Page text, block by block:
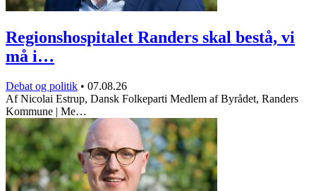
Regionshospitalet Randers skal bestå, vi
må i…
Debat og politik • 07.08.26
Af Nicolai Estrup, Dansk Folkeparti Medlem af Byrådet, Randers
Kommune | Me…